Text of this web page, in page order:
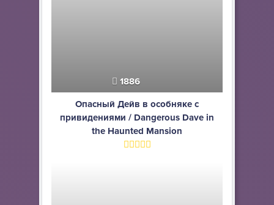
1886
Опасный Дейв в особняке с
привидениями / Dangerous Dave in
the Haunted Mansion